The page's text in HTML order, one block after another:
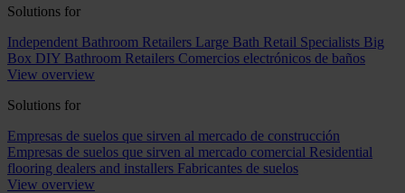
Solutions for
Independent Bathroom Retailers Large Bath Retail Specialists Big
Box DIY Bathroom Retailers Comercios electrónicos de baños
View overview
Solutions for
Empresas de suelos que sirven al mercado de construcción
Empresas de suelos que sirven al mercado comercial Residential
flooring dealers and installers Fabricantes de suelos
View overview